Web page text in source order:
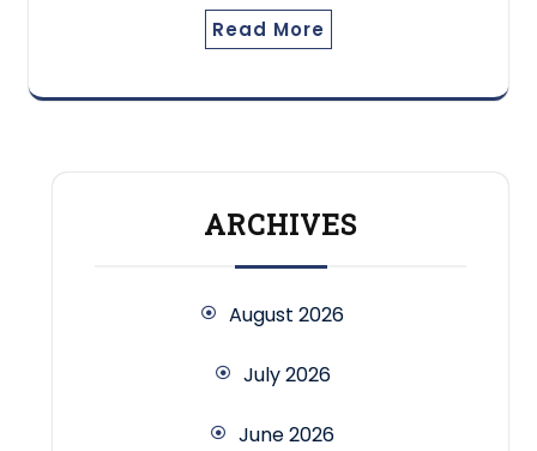
Read More
ARCHIVES
August 2026
July 2026
June 2026